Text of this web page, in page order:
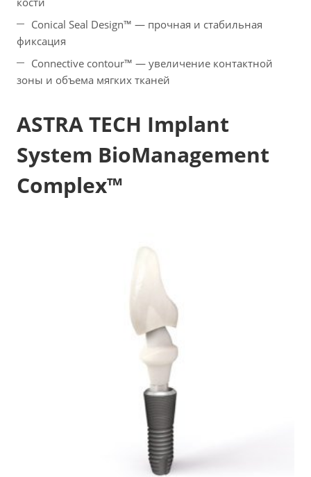
Conical Seal Design™ — прочная и стабильная
фиксация
Connective contour™ — увеличение контактной
зоны и объема мягких тканей
ASTRA TECH Implant
System BioManagement
Complex™